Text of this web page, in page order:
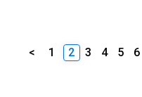
< 1 2 3 4 5 6